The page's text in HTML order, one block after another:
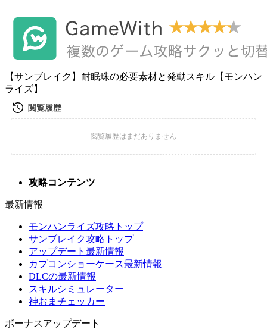
【サンブレイク】耐眠珠の必要素材と発動スキル【モンハン
ライズ】
攻略コンテンツ
最新情報
モンハンライズ攻略トップ
サンブレイク攻略トップ
アップデート最新情報
カプコンショーケース最新情報
DLCの最新情報
スキルシミュレーター
神おまチェッカー
ボーナスアップデート